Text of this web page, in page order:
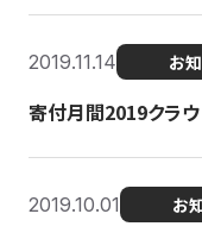
2019.11.14 お
寄付月間2019クラ
2019.10.01 お